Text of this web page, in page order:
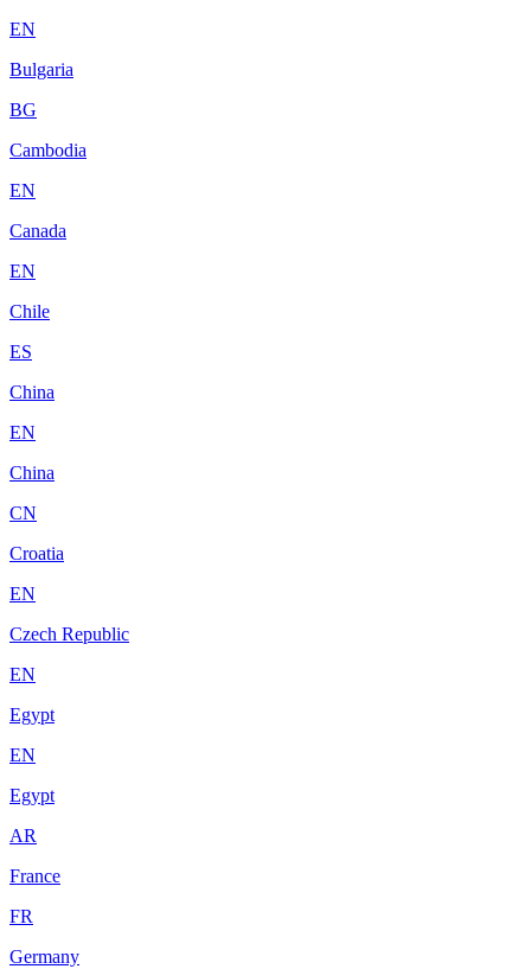
EN
Bulgaria
BG
Cambodia
EN
Canada
EN
Chile
ES
China
EN
China
CN
Croatia
EN
Czech Republic
EN
Egypt
EN
Egypt
AR
France
FR
Germany